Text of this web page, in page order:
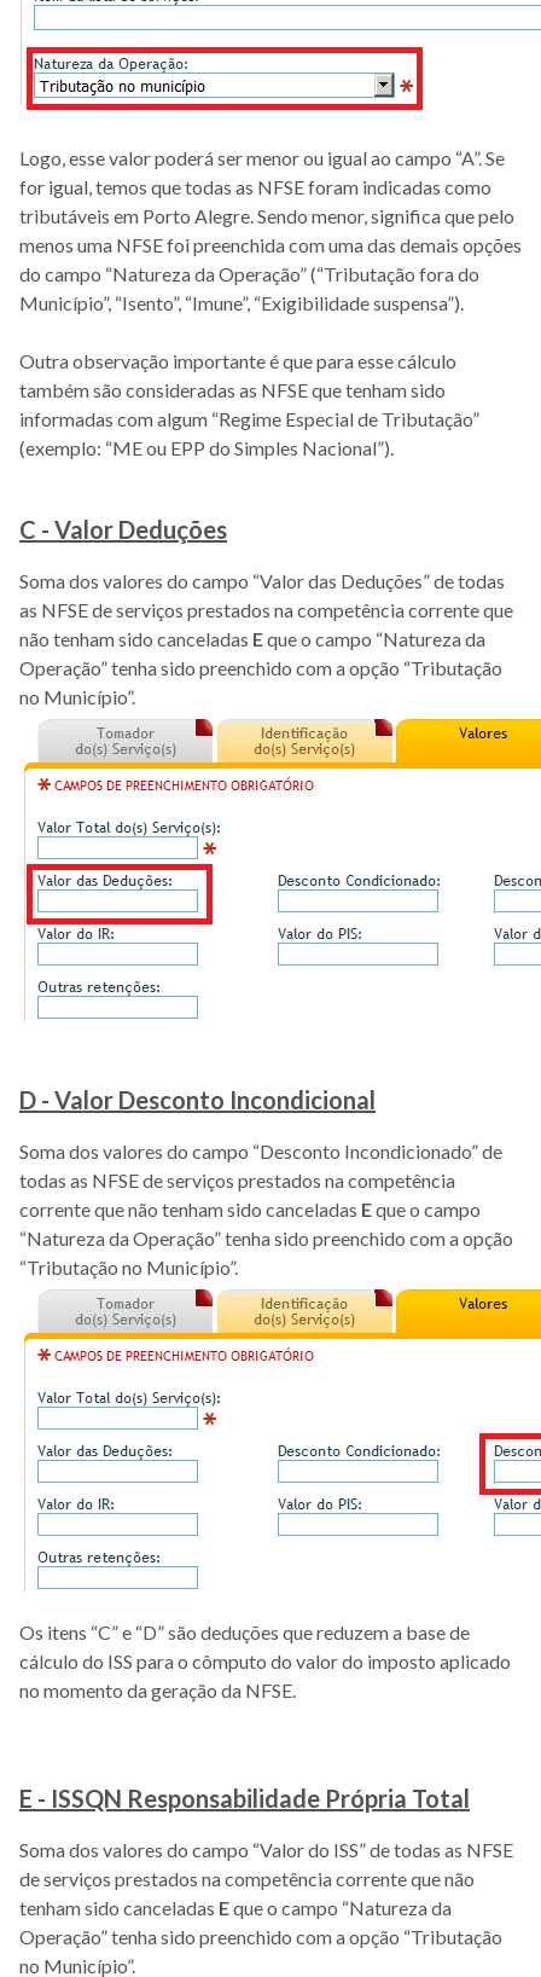
Logo, esse valor poderá ser menor ou igual ao campo “A”. Se
for igual, temos que todas as NFSE foram indicadas como
tributáveis em Porto Alegre. Sendo menor, significa que pelo
menos uma NFSE foi preenchida com uma das demais opções
do campo “Natureza da Operação” (“Tributação fora do
Município”, “Isento”, “Imune”, “Exigibilidade suspensa”).
Outra observação importante é que para esse cálculo
também são consideradas as NFSE que tenham sido
informadas com algum “Regime Especial de Tributação”
(exemplo: “ME ou EPP do Simples Nacional”).
C - Valor Deduções
Soma dos valores do campo “Valor das Deduções” de todas
as NFSE de serviços prestados na competência corrente que
não tenham sido canceladas Eque o campo “Natureza da
Operação” tenha sido preenchido com a opção “Tributação
no Município”.
D - Valor Desconto Incondicional
Soma dos valores do campo “Desconto Incondicionado” de
todas as NFSE de serviços prestados na competência
corrente que não tenham sido canceladas Eque o campo
“Natureza da Operação” tenha sido preenchido com a opção
“Tributação no Município”.
Os itens “C” e “D” são deduções que reduzem a base de
cálculo do ISS para o cômputo do valor do imposto aplicado
no momento da geração da NFSE.
E - ISSQN Responsabilidade Própria Total
Soma dos valores do campo “Valor do ISS” de todas as NFSE
de serviços prestados na competência corrente que não
tenham sido canceladas Eque o campo “Natureza da
Operação” tenha sido preenchido com a opção “Tributação
no Município”.